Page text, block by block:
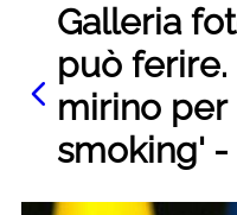
Galleria
può
mirino per
smoking' -